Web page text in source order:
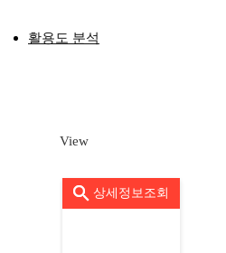
활용도 분석
View
상세정보조회